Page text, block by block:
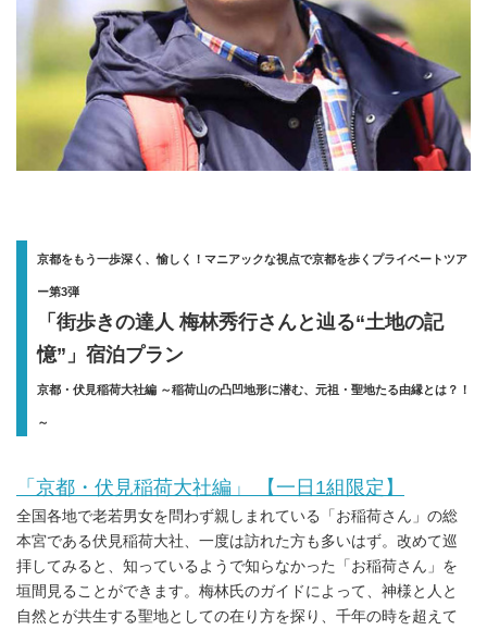
京都をもう一歩深く、愉しく！マニアックな視点で京都を歩くプライベートツア
ー第3弾
「街歩きの達人 梅林秀行さんと辿る“土地の記
憶”」宿泊プラン
京都・伏見稲荷大社編 ～稲荷山の凸凹地形に潜む、元祖・聖地たる由縁とは？！
～
「京都・伏見稲荷大社編」 【一日1組限定】
全国各地で老若男女を問わず親しまれている「お稲荷さん」の総
本宮である伏見稲荷大社、一度は訪れた方も多いはず。改めて巡
拝してみると、知っているようで知らなかった「お稲荷さん」を
垣間見ることができます。梅林氏のガイドによって、神様と人と
自然とが共生する聖地としての在り方を探り、千年の時を超えて